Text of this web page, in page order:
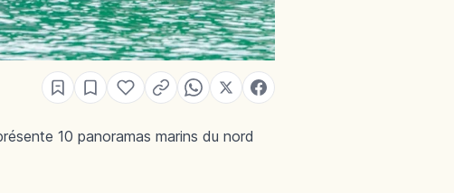
10 panoramas marins du nord